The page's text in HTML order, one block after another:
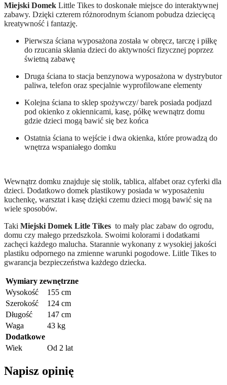
Miejski Domek Little Tikes to doskonałe miejsce do interaktywnej
zabawy. Dzięki czterem różnorodnym ścianom pobudza dziecięcą
kreatywność i fantazję.
Pierwsza ściana wyposażona została w obręcz, tarczę i piłkę
do rzucania skłania dzieci do aktywności fizycznej poprzez
świetną zabawę
Druga ściana to stacja benzynowa wyposażona w dystrybutor
paliwa, telefon oraz specjalnie wyprofilowane elementy
Kolejna ściana to sklep spożywczy/ barek posiada podjazd
pod okienko z okiennicami, kasę, półkę wewnątrz domu
gdzie dzieci mogą bawić się bez końca
Ostatnia ściana to wejście i dwa okienka, które prowadzą do
wnętrza wspaniałego domku
Wewnątrz domku znajduje się stolik, tablica, alfabet oraz cyferki dla
dzieci. Dodatkowo domek plastikowy posiada w wyposażeniu
kuchenkę, warsztat i kasę dzięki czemu dzieci mogą bawić się na
wiele sposobów.
Taki Miejski Domek Litle Tikes to mały plac zabaw do ogrodu,
domu czy małego przedszkola. Swoimi kolorami i dodatkami
zachęci każdego malucha. Starannie wykonany z wysokiej jakości
plastiku odpornego na zmienne warunki pogodowe. Liitle Tikes to
gwarancja bezpieczeństwa każdego dziecka.
Wymiary zewnętrzne
Wysokość
155 cm
Szerokość
124 cm
Długość
147 cm
Waga
43 kg
Dodatkowe
Wiek
Od 2 lat
Napisz opinię